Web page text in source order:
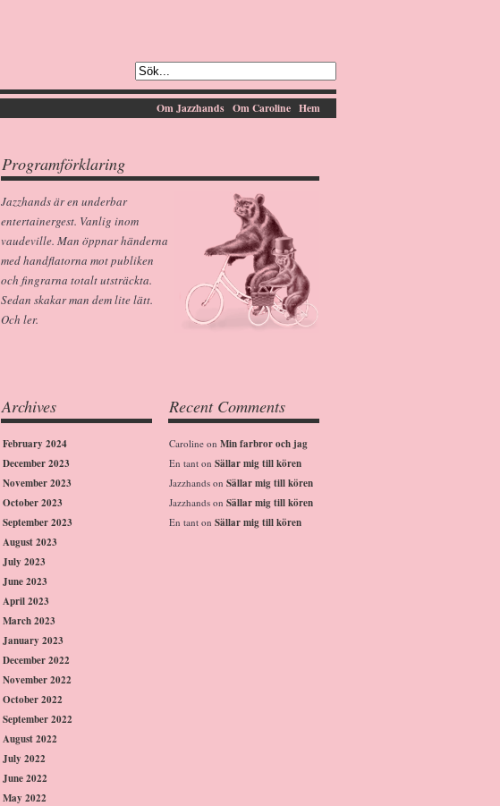
Hem
Om Caroline
Om Jazzhands
Programförklaring
Jazzhands är en underbar
entertainergest. Vanlig inom
vaudeville. Man öppnar händerna
med handflatorna mot publiken
och fingrarna totalt utsträckta.
Sedan skakar man dem lite lätt.
Och ler.
Archives
February 2024
December 2023
November 2023
October 2023
September 2023
August 2023
July 2023
June 2023
April 2023
March 2023
January 2023
December 2022
November 2022
October 2022
September 2022
August 2022
July 2022
June 2022
May 2022
Recent Comments
Caroline on Min farbror och jag
En tant on Sällar mig till kören
Jazzhands on Sällar mig till kören
Jazzhands on Sällar mig till kören
En tant on Sällar mig till kören